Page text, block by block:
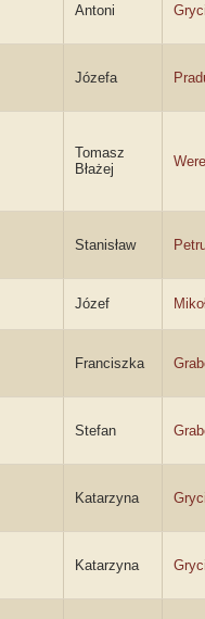
Antoni
Józefa
Tomasz
Błażej
Stanisław
Józef
Franciszka
Stefan
Katarzyna
Katarzyna